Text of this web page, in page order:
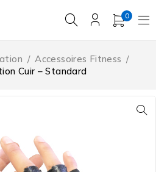
0
/ Accessoires Fitness /
Cuir – Standard